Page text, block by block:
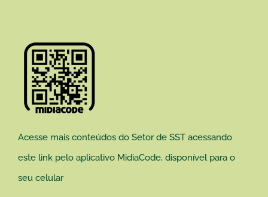
Acesse mais conteúdos do Setor de SST acessando
este link pelo aplicativo MidiaCode, disponível para o
seu celular